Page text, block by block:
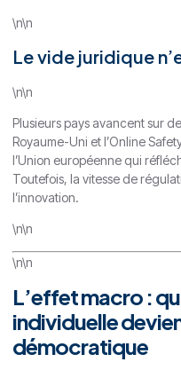
\n\n
Le vide juridique
\n\n
Plusieurs pays avancent sur
Royaume-Uni et l’Online
l’Union européenne qui
Toutefois, la vitesse de
l’innovation.
\n\n
\n\n
L’effet macro :
individuelle
démocratique